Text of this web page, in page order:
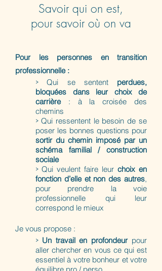
Savoir qui on est,
pour savoir où on va
Pour les personnes en transition
professionnelle :
>Qui se sentent perdues,
bloquées dans leur choix de
carrière: à la croisée des
chemins
>Qui ressentent le besoin de se
poser les bonnes questions pour
sortir du chemin imposé par un
schéma familial / construction
sociale
>Qui veulent faire leur choix en
fonction d’elle et non des autres,
pour prendre la voie
professionnelle qui leur
correspond le mieux
Je vous propose :
> Un travail en profondeur pour
aller chercher en vous ce qui est
essentiel à votre bonheur et votre